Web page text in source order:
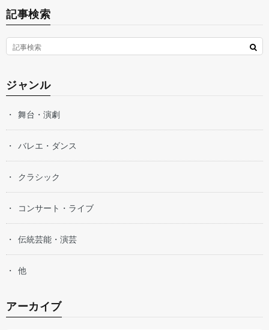
記事検索
ジャンル
舞台・演劇
バレエ・ダンス
クラシック
コンサート・ライブ
伝統芸能・演芸
他
アーカイブ